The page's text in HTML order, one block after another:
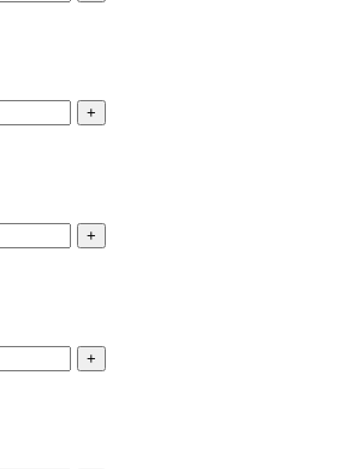
+
+
+